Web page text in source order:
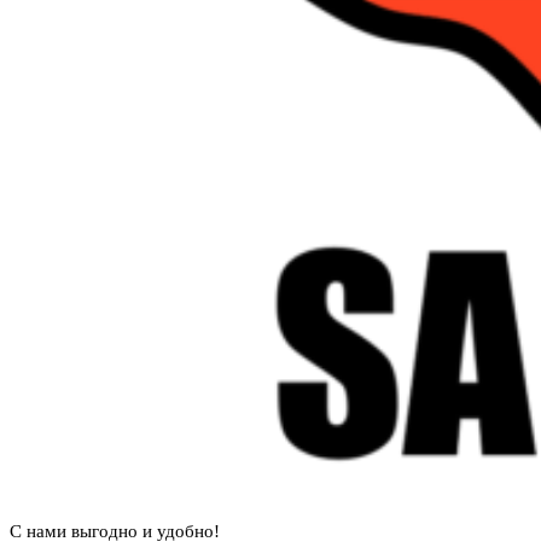
С нами выгодно и удобно!